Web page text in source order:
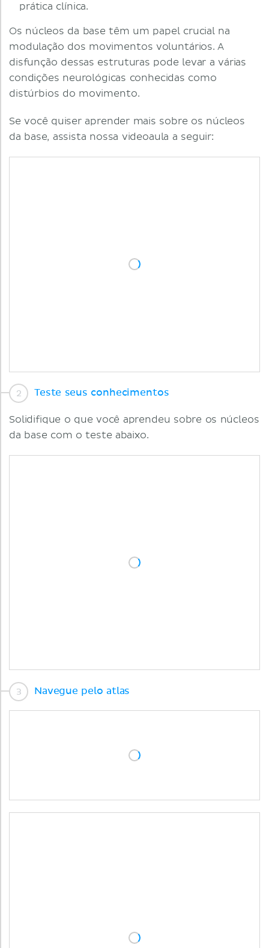
prática clínica.
Os núcleos da base têm um papel crucial na
modulação dos movimentos voluntários. A
disfunção dessas estruturas pode levar a várias
condições neurológicas conhecidas como
distúrbios do movimento.
Se você quiser aprender mais sobre os núcleos
da base, assista nossa videoaula a seguir:
Teste seus conhecimentos
Solidifique o que você aprendeu sobre os núcleos
da base com o teste abaixo.
Navegue pelo atlas